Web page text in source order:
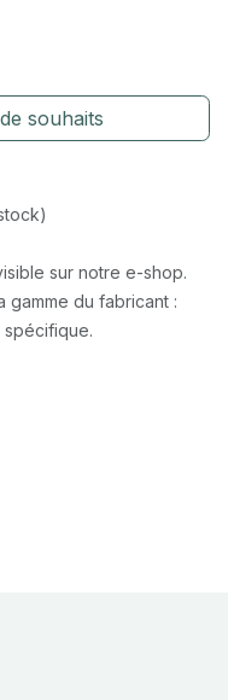
souhaits
sur notre e-shop.
gamme du fabricant :